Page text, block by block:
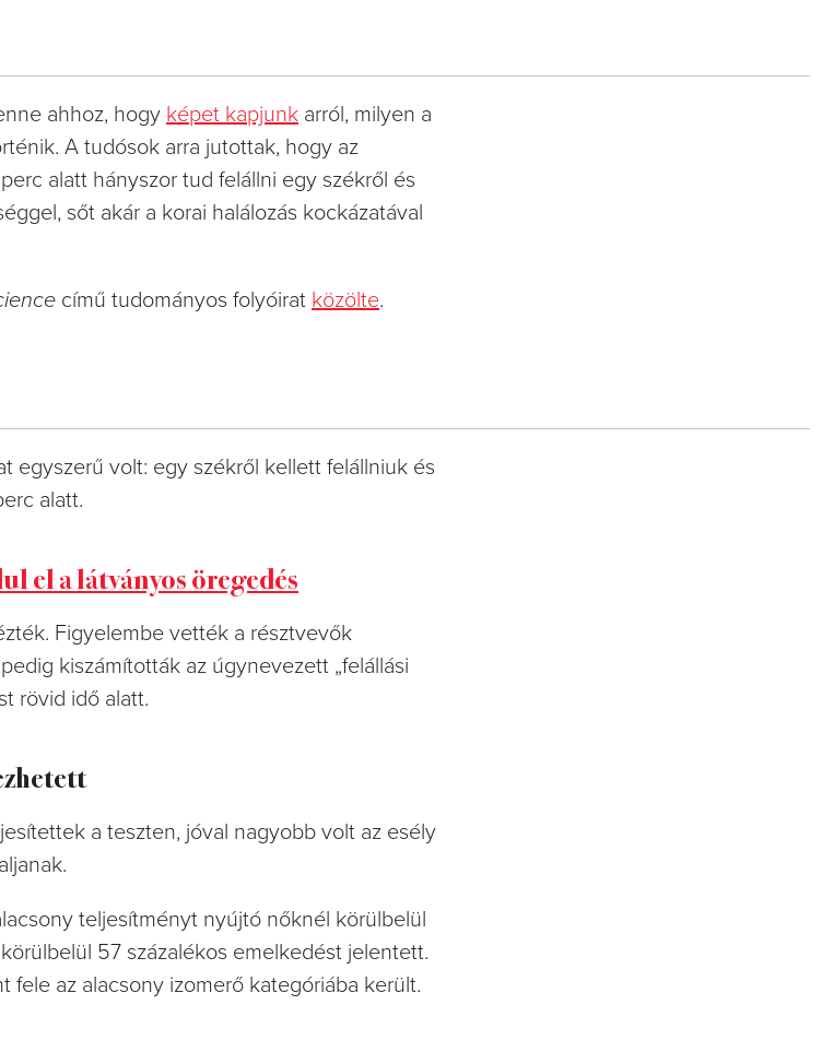
ahhoz, hogy képet kapjunk arról, milyen a
A tudósok arra jutottak, hogy az
alatt hányszor tud felállni egy székről és
sőt akár a korai halálozás kockázatával
című tudományos folyóirat közölte.
egyszerű volt: egy székről kellett felállniuk és
alatt.
el a látványos öregedés
Figyelembe vették a résztvevők
kiszámították az úgynevezett „felállási
rövid idő alatt.
a teszten, jóval nagyobb volt az esély
teljesítményt nyújtó nőknél körülbelül
57 százalékos emelkedést jelentett.
fele az alacsony izomerő kategóriába került.